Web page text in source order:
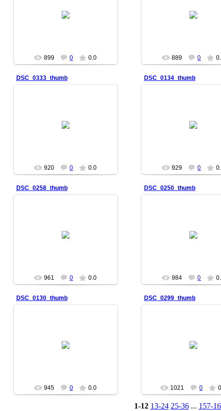
2007-01-27
899 0 0.0
2007-01-27
889 0
DSC_0333_thumb
2007-01-27
920 0 0.0
DSC_0134_thumb
2007-01-27
929 0
DSC_0258_thumb
2007-01-27
961 0 0.0
DSC_0250_thumb
2007-01-27
984 0
DSC_0130_thumb
2007-01-27
945 0 0.0
DSC_0299_thumb
2007-01-27
1021 0
1-12 13-24 25-36 ... 157-